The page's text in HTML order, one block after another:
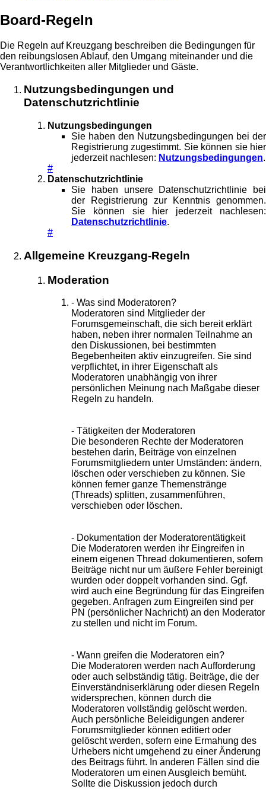
Board-Regeln
Die Regeln auf Kreuzgang beschreiben die Bedingungen für
den reibungslosen Ablauf, den Umgang miteinander und die
Verantwortlichkeiten aller Mitglieder und Gäste.
Nutzungsbedingungen und
Datenschutzrichtlinie
Nutzungsbedingungen
Sie haben den Nutzungsbedingungen bei der
Registrierung zugestimmt. Sie können sie hier
jederzeit nachlesen: Nutzungsbedingungen.
#
Datenschutzrichtlinie
Sie haben unsere Datenschutzrichtlinie bei
der Registrierung zur Kenntnis genommen.
Sie können sie hier jederzeit nachlesen:
Datenschutzrichtlinie.
#
Allgemeine Kreuzgang-Regeln
Moderation
- Was sind Moderatoren?
Moderatoren sind Mitglieder der
Forumsgemeinschaft, die sich bereit erklärt
haben, neben ihrer normalen Teilnahme an
den Diskussionen, bei bestimmten
Begebenheiten aktiv einzugreifen. Sie sind
verpflichtet, in ihrer Eigenschaft als
Moderatoren unabhängig von ihrer
persönlichen Meinung nach Maßgabe dieser
Regeln zu handeln.
- Tätigkeiten der Moderatoren
Die besonderen Rechte der Moderatoren
bestehen darin, Beiträge von einzelnen
Forumsmitgliedern unter Umständen: ändern,
löschen oder verschieben zu können. Sie
können ferner ganze Themenstränge
(Threads) splitten, zusammenführen,
verschieben oder löschen.
- Dokumentation der Moderatorentätigkeit
Die Moderatoren werden ihr Eingreifen in
einem eigenen Thread dokumentieren, sofern
Beiträge nicht nur um äußere Fehler bereinigt
wurden oder doppelt vorhanden sind. Ggf.
wird auch eine Begründung für das Eingreifen
gegeben. Anfragen zum Eingreifen sind per
PN (persönlicher Nachricht) an den Moderator
zu stellen und nicht im Forum.
- Wann greifen die Moderatoren ein?
Die Moderatoren werden nach Aufforderung
oder auch selbständig tätig. Beiträge, die der
Einverständniserklärung oder diesen Regeln
widersprechen, können durch die
Moderatoren vollständig gelöscht werden.
Auch persönliche Beleidigungen anderer
Forumsmitglieder können editiert oder
gelöscht werden, sofern eine Ermahung des
Urhebers nicht umgehend zu einer Änderung
des Beitrags führt. In anderen Fällen sind die
Moderatoren um einen Ausgleich bemüht.
Sollte die Diskussion jedoch durch